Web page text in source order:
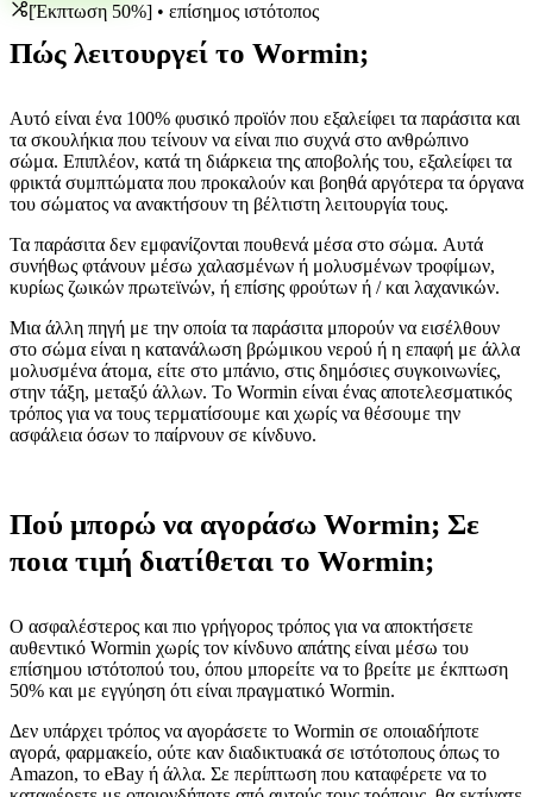
[Έκπτωση 50%] • επίσημος ιστότοπος
Πώς λειτουργεί το Wormin;
Αυτό είναι ένα 100% φυσικό προϊόν που εξαλείφει τα παράσιτα και
τα σκουλήκια που τείνουν να είναι πιο συχνά στο ανθρώπινο
σώμα. Επιπλέον, κατά τη διάρκεια της αποβολής του, εξαλείφει τα
φρικτά συμπτώματα που προκαλούν και βοηθά αργότερα τα όργανα
του σώματος να ανακτήσουν τη βέλτιστη λειτουργία τους.
Τα παράσιτα δεν εμφανίζονται πουθενά μέσα στο σώμα. Αυτά
συνήθως φτάνουν μέσω χαλασμένων ή μολυσμένων τροφίμων,
κυρίως ζωικών πρωτεϊνών, ή επίσης φρούτων ή / και λαχανικών.
Μια άλλη πηγή με την οποία τα παράσιτα μπορούν να εισέλθουν
στο σώμα είναι η κατανάλωση βρώμικου νερού ή η επαφή με άλλα
μολυσμένα άτομα, είτε στο μπάνιο, στις δημόσιες συγκοινωνίες,
στην τάξη, μεταξύ άλλων. Το Wormin είναι ένας αποτελεσματικός
τρόπος για να τους τερματίσουμε και χωρίς να θέσουμε την
ασφάλεια όσων το παίρνουν σε κίνδυνο.
Πού μπορώ να αγοράσω Wormin; Σε
ποια τιμή διατίθεται το Wormin;
Ο ασφαλέστερος και πιο γρήγορος τρόπος για να αποκτήσετε
αυθεντικό Wormin χωρίς τον κίνδυνο απάτης είναι μέσω του
επίσημου ιστότοπού του, όπου μπορείτε να το βρείτε με έκπτωση
50% και με εγγύηση ότι είναι πραγματικό Wormin.
Δεν υπάρχει τρόπος να αγοράσετε το Wormin σε οποιαδήποτε
αγορά, φαρμακείο, ούτε καν διαδικτυακά σε ιστότοπους όπως το
Amazon, το eBay ή άλλα. Σε περίπτωση που καταφέρετε να το